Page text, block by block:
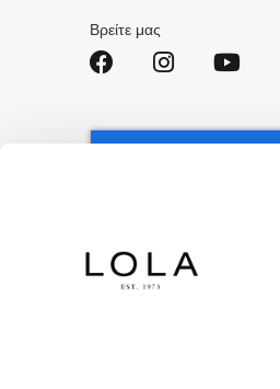
Δελτίο:
Βρείτε μας